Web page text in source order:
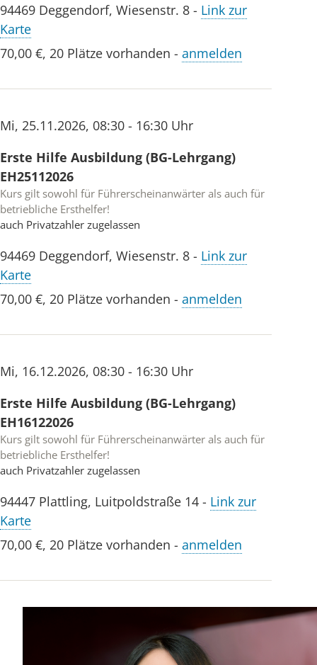
94469 Deggendorf, Wiesenstr. 8 - Link zur
Karte
70,00 €, 20 Plätze vorhanden - anmelden
Mi, 25.11.2026, 08:30 - 16:30 Uhr
Erste Hilfe Ausbildung (BG-Lehrgang)
EH25112026
Kurs gilt sowohl für Führerscheinanwärter als auch für
betriebliche Ersthelfer!
auch Privatzahler zugelassen
94469 Deggendorf, Wiesenstr. 8 - Link zur
Karte
70,00 €, 20 Plätze vorhanden - anmelden
Mi, 16.12.2026, 08:30 - 16:30 Uhr
Erste Hilfe Ausbildung (BG-Lehrgang)
EH16122026
Kurs gilt sowohl für Führerscheinanwärter als auch für
betriebliche Ersthelfer!
auch Privatzahler zugelassen
94447 Plattling, Luitpoldstraße 14 - Link zur
Karte
70,00 €, 20 Plätze vorhanden - anmelden